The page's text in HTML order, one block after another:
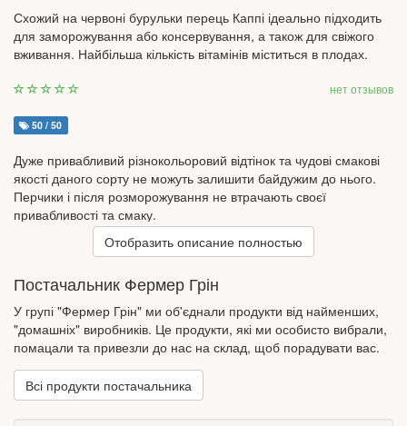
Схожий на червоні бурульки перець Каппі ідеально підходить
для заморожування або консервування, а також для свіжого
вживання. Найбільша кількість вітамінів міститься в плодах.
нет отзывов
50 / 50
Дуже привабливий різнокольоровий відтінок та чудові смакові
якості даного сорту не можуть залишити байдужим до нього.
Перчики і після розморожування не втрачають своєї
привабливості та смаку.
Але головною перевагою хибної багатонасінної ягоди завжди і
цитрусових.
Отобразить описание полностью
Постачальник Фермер Грін
У групі "Фермер Грін" ми об'єднали продукти від найменших,
"домашніх" виробників. Це продукти, які ми особисто вибрали,
помацали та привезли до нас на склад, щоб порадувати вас.
Всі продукти постачальника